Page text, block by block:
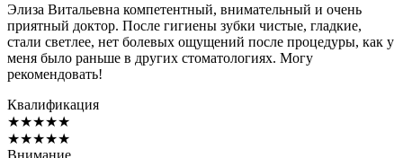
Элиза Витальевна компетентный, внимательный и очень
приятный доктор. После гигиены зубки чистые, гладкие,
стали светлее, нет болевых ощущений после процедуры, как у
меня было раньше в других стоматологиях. Могу
рекомендовать!
Квалификация
★★★★★
★★★★★
Внимание